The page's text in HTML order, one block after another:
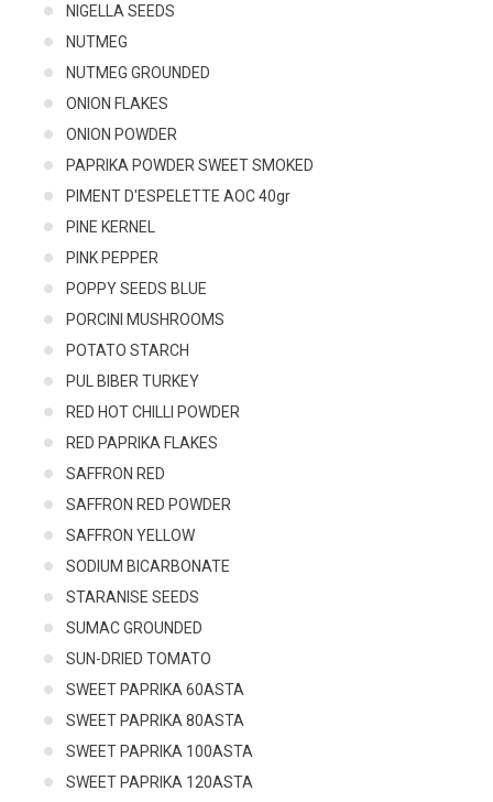
NIGELLA SEEDS
NUTMEG
NUTMEG GROUNDED
ONION FLAKES
ONION POWDER
PAPRIKA POWDER SWEET SMOKED
PIMENT D'ESPELETTE AOC 40gr
PINE KERNEL
PINK PEPPER
POPPY SEEDS BLUE
PORCINI MUSHROOMS
POTATO STARCH
PUL BIBER TURKEY
RED HOT CHILLI POWDER
RED PAPRIKA FLAKES
SAFFRON RED
SAFFRON RED POWDER
SAFFRON YELLOW
SODIUM BICARBONATE
STARANISE SEEDS
SUMAC GROUNDED
SUN-DRIED TOMATO
SWEET PAPRIKA 60ASTA
SWEET PAPRIKA 80ASTA
SWEET PAPRIKA 100ASTA
SWEET PAPRIKA 120ASTA